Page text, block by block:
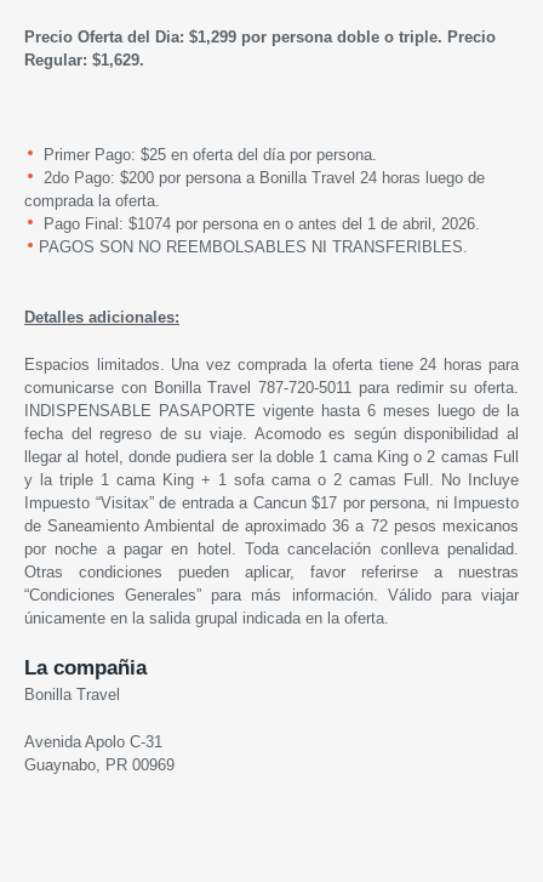
Precio Oferta del Dia: $1,299 por persona doble o triple. Precio
Regular: $1,629.
Primer Pago: $25 en oferta del día por persona.
2do Pago: $200 por persona a Bonilla Travel 24 horas luego de
comprada la oferta.
Pago Final: $1074 por persona en o antes del 1 de abril, 2026.
PAGOS SON NO REEMBOLSABLES NI TRANSFERIBLES.
Detalles adicionales:
Espacios limitados. Una vez comprada la oferta tiene 24 horas para
comunicarse con Bonilla Travel 787-720-5011 para redimir su oferta.
INDISPENSABLE PASAPORTE vigente hasta 6 meses luego de la
fecha del regreso de su viaje. Acomodo es según disponibilidad al
llegar al hotel, donde pudiera ser la doble 1 cama King o 2 camas Full
y la triple 1 cama King + 1 sofa cama o 2 camas Full. No Incluye
Impuesto “Visitax” de entrada a Cancun $17 por persona, ni Impuesto
de Saneamiento Ambiental de aproximado 36 a 72 pesos mexicanos
por noche a pagar en hotel. Toda cancelación conlleva penalidad.
Otras condiciones pueden aplicar, favor referirse a nuestras
“Condiciones Generales” para más información. Válido para viajar
únicamente en la salida grupal indicada en la oferta.
La compañia
Bonilla Travel
Avenida Apolo C-31
Guaynabo, PR 00969